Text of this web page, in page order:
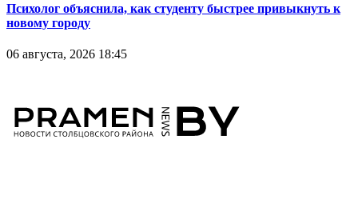
Психолог объяснила, как студенту быстрее привыкнуть к
новому городу
06 августа, 2026 18:45